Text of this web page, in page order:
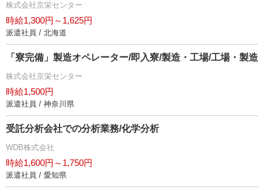
株式会社京栄センター
時給1,300円～1,625円
派遣社員 / 北海道
「寮完備」製造オペレーター/即入寮/製造・工場/工場・製造
株式会社京栄センター
時給1,500円
派遣社員 / 神奈川県
受託分析会社での分析業務/化学分析
WDB株式会社
時給1,600円～1,750円
派遣社員 / 愛知県